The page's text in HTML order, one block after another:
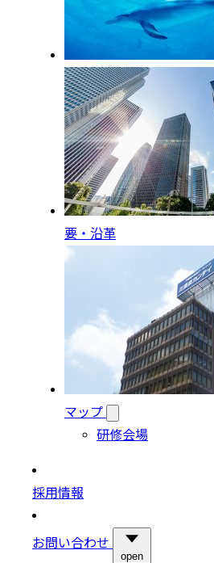
要・沿革
マップ
研修会場
採用情報
お問い合わせ
open